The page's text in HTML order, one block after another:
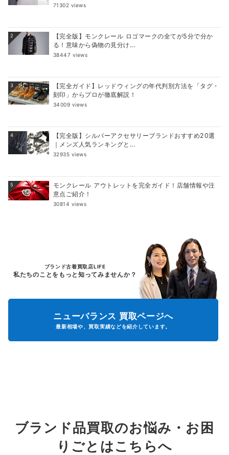
71302 views
2
【完全版】モンクレール ロゴマークの全てが5分で分か
る！意味から偽物の見分け...
38447 views
3
【完全ガイド】レッドウィングの年代判別方法を「タグ・
刻印」からプロが徹底解説！
34009 views
4
【完全版】シルバーアクセサリーブランドおすすめ20選
｜メンズ人気ランキングと...
32935 views
5
モンクレール アウトレットを完全ガイド！店舗情報や注
意点ご紹介！
30814 views
ブランド古着買取店LIFE
私たちのことをもっと知ってみませんか？
ニューバランス 買取ページへ
最新相場や、買取実績などを紹介しています。
ブランド品買取のお悩み・お困
りごとはこちらへ